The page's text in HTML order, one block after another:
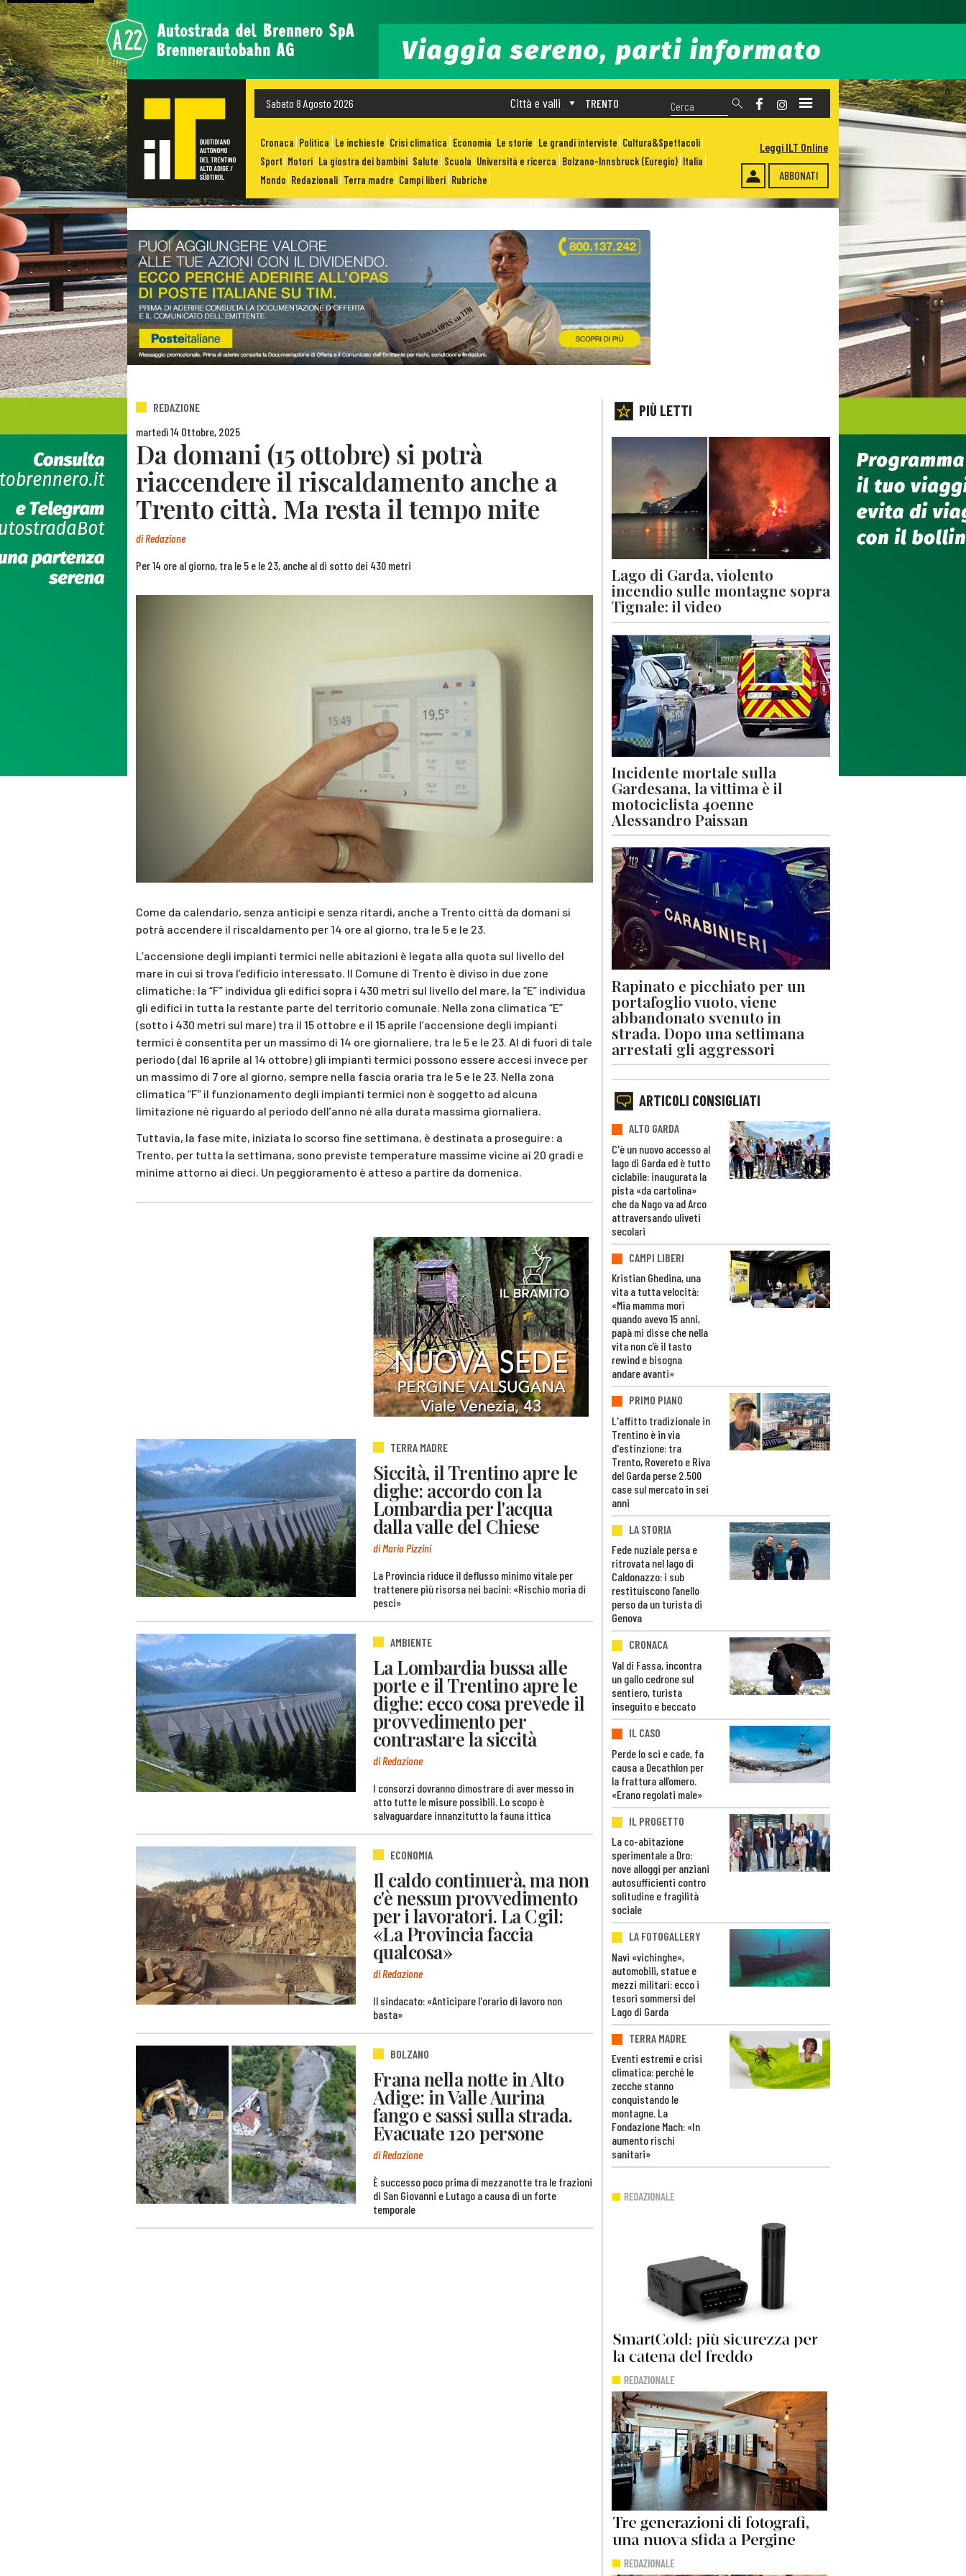
Sabato 8 Agosto 2026 TRENTO
Città e valli
Cronaca Politica Le inchieste Crisi climatica Economia Le storie Le grandi interviste Cultura&Spettacoli
Sport Motori La giostra dei bambini Salute Scuola Università e ricerca Bolzano-Innsbruck (Euregio) Italia
Mondo Redazionali Terra madre Campi liberi Rubriche ABBONATI
Leggi ILT Online
REDAZIONE
martedì 14 Ottobre, 2025
Da domani (15 ottobre) si potrà
riaccendere il riscaldamento anche a
Trento città. Ma resta il tempo mite
diRedazione
Per 14 ore al giorno, tra le 5 e le 23, anche al di sotto dei 430 metri
Come da calendario, senza anticipi e senza ritardi, anche a Trento città da domani si
potrà accendere il riscaldamento per 14 ore al giorno, tra le 5 e le 23.
L’accensione degli impianti termici nelle abitazioni è legata alla quota sul livello del
mare in cui si trova l’edificio interessato. Il Comune di Trento è diviso in due zone
climatiche: la “F” individua gli edifici sopra i 430 metri sul livello del mare, la “E” individua
gli edifici in tutta la restante parte del territorio comunale. Nella zona climatica “E”
(sotto i 430 metri sul mare) tra il 15 ottobre e il 15 aprile l’accensione degli impianti
termici è consentita per un massimo di 14 ore giornaliere, tra le 5 e le 23. Al di fuori di tale
periodo (dal 16 aprile al 14 ottobre) gli impianti termici possono essere accesi invece per
un massimo di 7 ore al giorno, sempre nella fascia oraria tra le 5 e le 23. Nella zona
climatica “F” il funzionamento degli impianti termici non è soggetto ad alcuna
limitazione né riguardo al periodo dell’anno né alla durata massima giornaliera.
Tuttavia, la fase mite, iniziata lo scorso fine settimana, è destinata a proseguire: a
Trento, per tutta la settimana, sono previste temperature massime vicine ai 20 gradi e
minime attorno ai dieci. Un peggioramento è atteso a partire da domenica.
TERRA MADRE
Siccità, il Trentino apre le
dighe: accordo con la
Lombardia per l'acqua
dalla valle del Chiese
di Mario Pizzini
La Provincia riduce il deflusso minimo vitale per
trattenere più risorsa nei bacini: «Rischio moria di
pesci»
AMBIENTE
La Lombardia bussa alle
porte e il Trentino apre le
dighe: ecco cosa prevede il
provvedimento per
contrastare la siccità
di Redazione
I consorzi dovranno dimostrare di aver messo in
atto tutte le misure possibili. Lo scopo è
salvaguardare innanzitutto la fauna ittica
ECONOMIA
Il caldo continuerà, ma non
c'è nessun provvedimento
per i lavoratori. La Cgil:
«La Provincia faccia
qualcosa»
di Redazione
Il sindacato: «Anticipare l'orario di lavoro non
basta»
BOLZANO
Frana nella notte in Alto
Adige: in Valle Aurina
fango e sassi sulla strada.
Evacuate 120 persone
di Redazione
È successo poco prima di mezzanotte tra le frazioni
di San Giovanni e Lutago a causa di un forte
temporale
PIÙ LETTI
Lago di Garda, violento
incendio sulle montagne sopra
Tignale: il video
Incidente mortale sulla
Gardesana, la vittima è il
motociclista 40enne
Alessandro Paissan
Rapinato e picchiato per un
portafoglio vuoto, viene
abbandonato svenuto in
strada. Dopo una settimana
arrestati gli aggressori
ARTICOLI CONSIGLIATI
ALTO GARDA
C'è un nuovo accesso al
lago di Garda ed è tutto
ciclabile: inaugurata la
pista «da cartolina»
che da Nago va ad Arco
attraversando uliveti
secolari
CAMPI LIBERI
Kristian Ghedina, una
vita a tutta velocità:
«Mia mamma morì
quando avevo 15 anni,
papà mi disse che nella
vita non c’è il tasto
rewind e bisogna
andare avanti»
PRIMO PIANO
L'affitto tradizionale in
Trentino è in via
d'estinzione: tra
Trento, Rovereto e Riva
del Garda perse 2.500
case sul mercato in sei
anni
LA STORIA
Fede nuziale persa e
ritrovata nel lago di
Caldonazzo: i sub
restituiscono l’anello
perso da un turista di
Genova
CRONACA
Val di Fassa, incontra
un gallo cedrone sul
sentiero, turista
inseguito e beccato
IL CASO
Perde lo sci e cade, fa
causa a Decathlon per
la frattura all’omero.
«Erano regolati male»
IL PROGETTO
La co-abitazione
sperimentale a Dro:
nove alloggi per anziani
autosufficienti contro
solitudine e fragilità
sociale
LA FOTOGALLERY
Navi «vichinghe»,
automobili, statue e
mezzi militari: ecco i
tesori sommersi del
Lago di Garda
TERRA MADRE
Eventi estremi e crisi
climatica: perché le
zecche stanno
conquistando le
montagne. La
Fondazione Mach: «In
aumento rischi
sanitari»